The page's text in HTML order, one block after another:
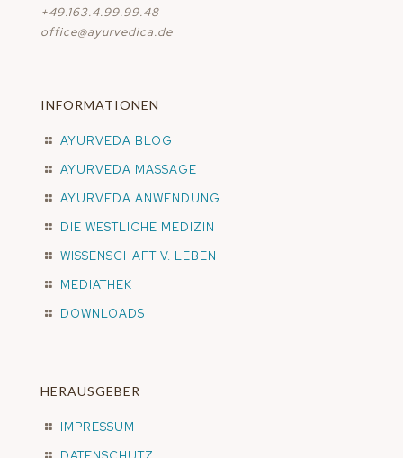
+49.163.4.99.99.48
office@ayurvedica.de
INFORMATIONEN
AYURVEDA BLOG
AYURVEDA MASSAGE
AYURVEDA ANWENDUNG
DIE WESTLICHE MEDIZIN
WISSENSCHAFT V. LEBEN
MEDIATHEK
DOWNLOADS
HERAUSGEBER
IMPRESSUM